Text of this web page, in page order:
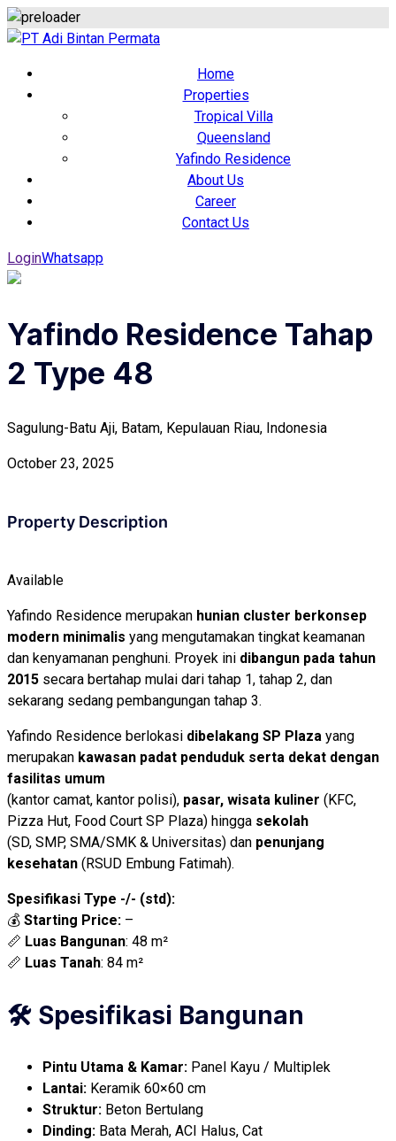
Home
Properties
Tropical Villa
Queensland
Yafindo Residence
About Us
Career
Contact Us
LoginWhatsapp
Yafindo Residence Tahap
2 Type 48
Sagulung-Batu Aji, Batam, Kepulauan Riau, Indonesia
October 23, 2025
Property Description
Available
Yafindo Residence merupakan hunian cluster berkonsep
modern minimalis yang mengutamakan tingkat keamanan
dan kenyamanan penghuni. Proyek ini dibangun pada tahun
2015 secara bertahap mulai dari tahap 1, tahap 2, dan
sekarang sedang pembangungan tahap 3.
Yafindo Residence berlokasi dibelakang SP Plaza yang
merupakan kawasan padat penduduk serta dekat dengan
fasilitas umum
(kantor camat, kantor polisi), pasar, wisata kuliner (KFC,
Pizza Hut, Food Court SP Plaza) hingga sekolah
(SD, SMP, SMA/SMK & Universitas) dan penunjang
kesehatan (RSUD Embung Fatimah).
Spesifikasi Type -/- (std):
💰 Starting Price: –
📏 Luas Bangunan: 48 m²
📏 Luas Tanah: 84 m²
🛠️ Spesifikasi Bangunan
Pintu Utama & Kamar: Panel Kayu / Multiplek
Lantai: Keramik 60×60 cm
Struktur: Beton Bertulang
Dinding: Bata Merah, ACI Halus, Cat